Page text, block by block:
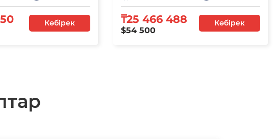
Көбірек ₸25 466 488
$54 500
Көбірек